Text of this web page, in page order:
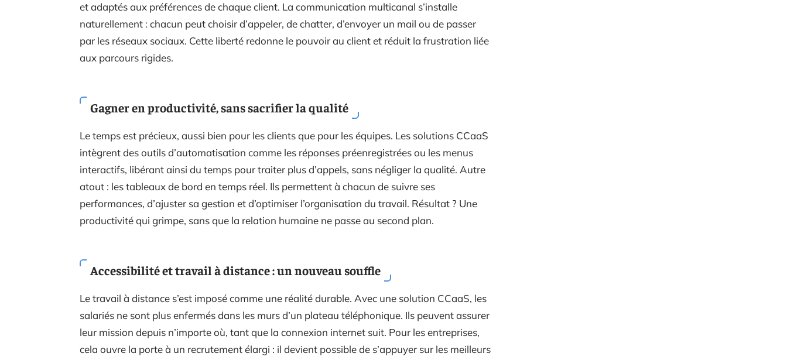
et adaptés aux préférences de chaque client. La communication multicanal s’installe
naturellement : chacun peut choisir d’appeler, de chatter, d’envoyer un mail ou de passer
par les réseaux sociaux. Cette liberté redonne le pouvoir au client et réduit la frustration liée
aux parcours rigides.
Gagner en productivité, sans sacrifier la qualité
Le temps est précieux, aussi bien pour les clients que pour les équipes. Les solutions CCaaS
intègrent des outils d’automatisation comme les réponses préenregistrées ou les menus
interactifs, libérant ainsi du temps pour traiter plus d’appels, sans négliger la qualité. Autre
atout : les tableaux de bord en temps réel. Ils permettent à chacun de suivre ses
performances, d’ajuster sa gestion et d’optimiser l’organisation du travail. Résultat ? Une
productivité qui grimpe, sans que la relation humaine ne passe au second plan.
Accessibilité et travail à distance : un nouveau souffle
Le travail à distance s’est imposé comme une réalité durable. Avec une solution CCaaS, les
salariés ne sont plus enfermés dans les murs d’un plateau téléphonique. Ils peuvent assurer
leur mission depuis n’importe où, tant que la connexion internet suit. Pour les entreprises,
cela ouvre la porte à un recrutement élargi : il devient possible de s’appuyer sur les meilleurs